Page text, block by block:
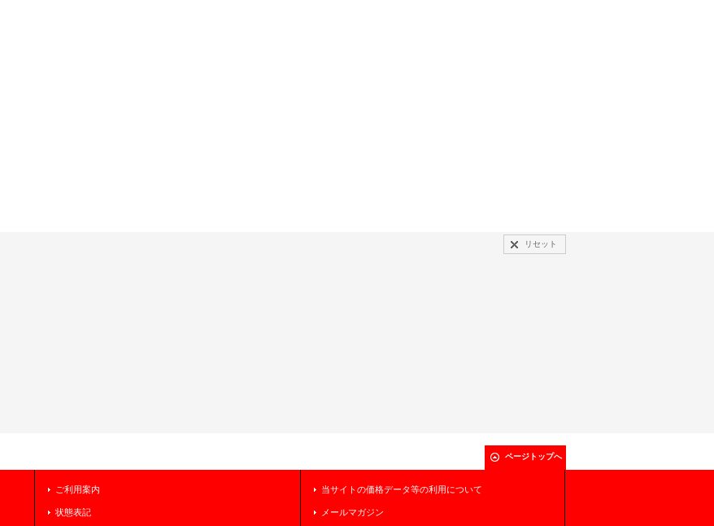
リセット
ページトップへ
ご利用案内
状態表記
当サイトの価格データ等の利用について
メールマガジン